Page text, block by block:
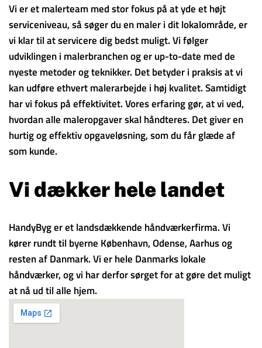
Vi er et malerteam med stor fokus på at yde et højt
serviceniveau, så søger du en maler i dit lokalområde, er
vi klar til at servicere dig bedst muligt. Vi følger
udviklingen i malerbranchen og er up-to-date med de
nyeste metoder og teknikker. Det betyder i praksis at vi
kan udføre ethvert malerarbejde i høj kvalitet. Samtidigt
har vi fokus på effektivitet. Vores erfaring gør, at vi ved,
hvordan alle maleropgaver skal håndteres. Det giver en
hurtig og effektiv opgaveløsning, som du får glæde af
som kunde.
Vi dækker hele landet
HandyByg er et landsdækkende håndværkerfirma. Vi
kører rundt til byerne København, Odense, Aarhus og
resten af Danmark. Vi er hele Danmarks lokale
håndværker, og vi har derfor sørget for at gøre det muligt
at nå ud til alle hjem.